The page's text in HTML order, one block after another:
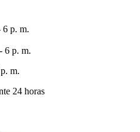
6 p. m.
6 p. m.
m.
24 horas